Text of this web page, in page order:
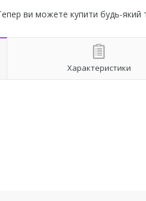
ви можете купити будь-
Характеристики